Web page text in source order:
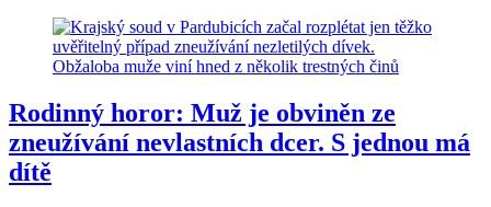
Rodinný horor: Muž je obviněn ze
zneužívání nevlastních dcer. S jednou má
dítě